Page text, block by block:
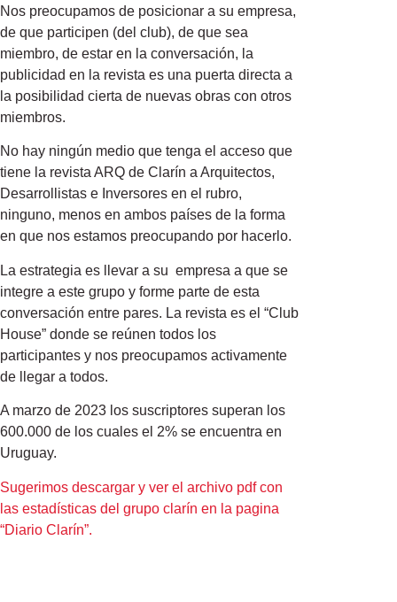
Nos preocupamos de posicionar a su empresa,
de que participen (del club), de que sea
miembro, de estar en la conversación, la
publicidad en la revista es una puerta directa a
la posibilidad cierta de nuevas obras con otros
miembros.
No hay ningún medio que tenga el acceso que
tiene la revista ARQ de Clarín a Arquitectos,
Desarrollistas e Inversores en el rubro,
ninguno, menos en ambos países de la forma
en que nos estamos preocupando por hacerlo.
La estrategia es llevar a su empresa a que se
integre a este grupo y forme parte de esta
conversación entre pares. La revista es el “Club
House” donde se reúnen todos los
participantes y nos preocupamos activamente
de llegar a todos.
A marzo de 2023 los suscriptores superan los
600.000 de los cuales el 2% se encuentra en
Uruguay.
Sugerimos descargar y ver el archivo pdf con
las estadísticas del grupo clarín en la pagina
“Diario Clarín”.